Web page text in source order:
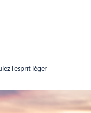
l’esprit léger